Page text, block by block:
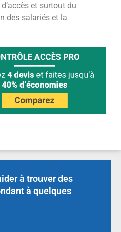
et surtout du
des salariés et la
à trouver des
à quelques